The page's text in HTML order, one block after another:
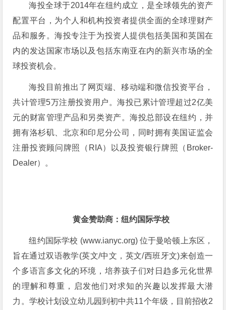
海投全球于2014年在纽约成立，是全球领先的资产
配置平台，为个人和机构投资者提供全面的全球理财产
品和服务。海投专注于为投资人提供包括美国和英国在
内的发达国家市场以及包括东南亚在内的新兴市场的全
球投资机会。
海投目前推出了网页端、移动端和微信投资平台，
共计管理5万注册投资用户。海投已累计管理超过2亿美
元的财富管理产品和另类资产。海投总部设在纽约，并
拥有洛杉矶、北京和印尼分公司，同时拥有美国证监会
注册投资顾问牌照（ RIA）以及投资银行牌照（ Broker-
Dealer）。
黄金赞助商：纽约国际学校
纽约国际学校 (www.ianyc.org) 位于曼哈顿上东区，
旨在通过双语教学(英文/中文 ，英文/西班牙文)来创造一
个多语言多文化的环境，培养孩子们对日趋多元化世界
的理解和尊重 ，启发他们对求知的兴趣以发挥最大潜
力。学校计划设立幼儿园到初中共11个年级，目前招收2